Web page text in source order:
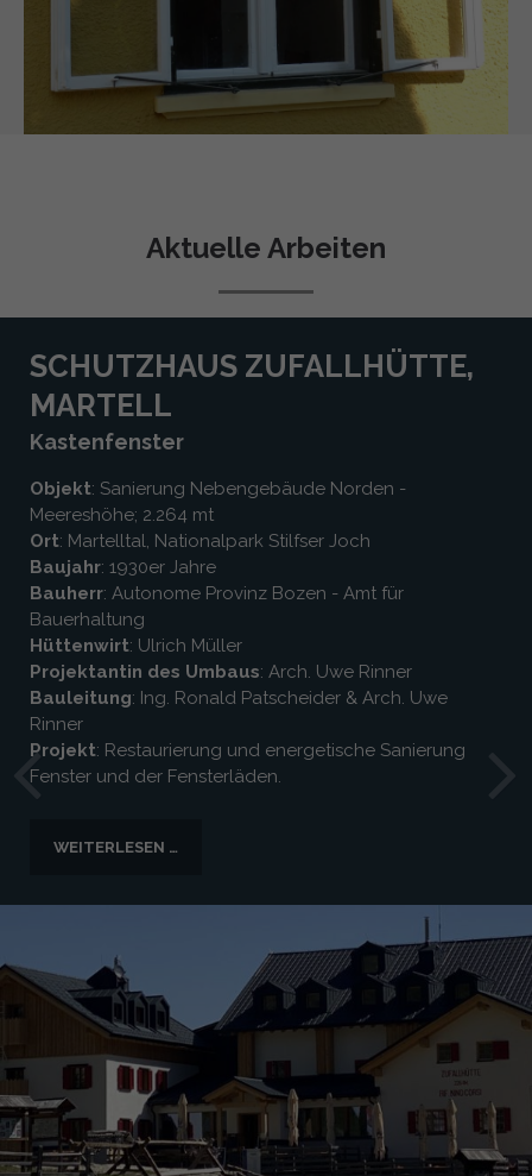
Aktuelle Arbeiten
SCHUTZHAUS ZUFALLHÜTTE,
MARTELL
Kastenfenster
Objekt: Sanierung Nebengebäude Norden -
Meereshöhe; 2.264 mt
Ort: Martelltal, Nationalpark Stilfser Joch
Baujahr: 1930er Jahre
Bauherr: Autonome Provinz Bozen - Amt für
Bauerhaltung
Hüttenwirt: Ulrich Müller
Projektantin des Umbaus: Arch. Uwe Rinner
Bauleitung: Ing. Ronald Patscheider & Arch. Uwe
Rinner
Projekt: Restaurierung und energetische Sanierung
Fenster und der Fensterläden.
WEITERLESEN …